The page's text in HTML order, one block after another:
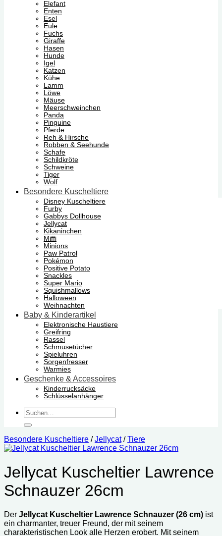
Elefant
Enten
Esel
Eule
Fuchs
Giraffe
Hasen
Hunde
Igel
Katzen
Kühe
Lamm
Löwe
Mäuse
Meerschweinchen
Panda
Pinguine
Pferde
Reh & Hirsche
Robben & Seehunde
Schafe
Schildkröte
Schweine
Tiger
Wolf
Besondere Kuscheltiere
Disney Kuscheltiere
Furby
Gabbys Dollhouse
Jellycat
Kikaninchen
Miffi
Minions
Paw Patrol
Pokémon
Positive Potato
Snackles
Super Mario
Squishmallows
Halloween
Weihnachten
Baby & Kinderartikel
Elektronische Haustiere
Greifring
Rassel
Schmusetücher
Spieluhren
Sorgenfresser
Warmies
Geschenke & Accessoires
Kinderrucksäcke
Schlüsselanhänger
Suchen
nach:
Besondere Kuscheltiere / Jellycat / Tiere
Jellycat Kuscheltier Lawrence
Schnauzer 26cm
Der Jellycat Kuscheltier Lawrence Schnauzer (26 cm) ist
ein charmanter, treuer Freund, der mit seinem
charakteristischen Look alle Herzen erobert. Mit seinem